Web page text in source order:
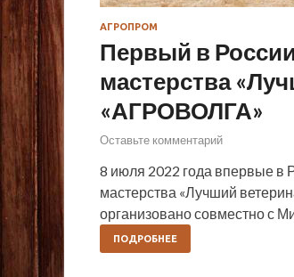
АГРОПРОМ
Первый в
мастерства
«АГРОВОЛГА»
Оставьте комментарий
8 июля 2022 года впервые в
мастерства «Лучший
организовано совместно с
ПОДРОБНЕЕ